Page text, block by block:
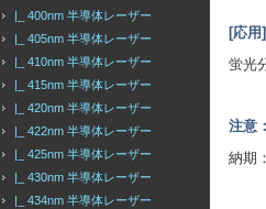
|_ 400nm 半導体レーザー
|_ 405nm 半導体レーザー
|_ 410nm 半導体レーザー
|_ 415nm 半導体レーザー
|_ 420nm 半導体レーザー
|_ 422nm 半導体レーザー
|_ 425nm 半導体レーザー
|_ 430nm 半導体レーザー
|_ 434nm 半導体レーザー
[応用]
蛍光
注意：
納期